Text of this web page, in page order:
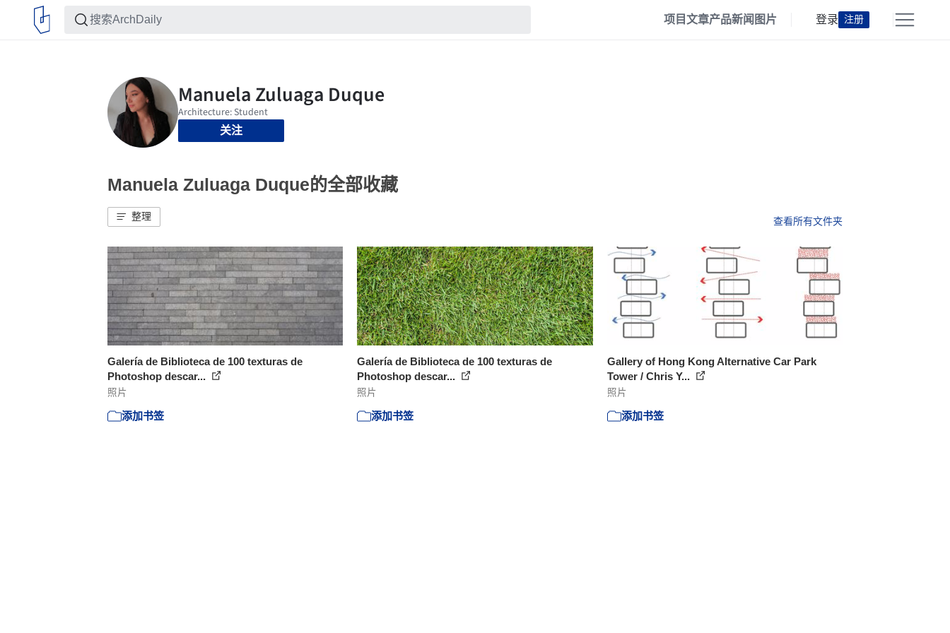
项目文章产品新闻 图片 登录 注册
关注
Manuela Zuluaga Duque的全部收藏
整理 查看所有文件夹
Galería de Biblioteca de 100 texturas de
Photoshop descar...
照片
添加书签
Galería de Biblioteca de 100 texturas de
Photoshop descar...
照片
添加书签
Gallery of Hong Kong Alternative Car Park
Tower / Chris Y...
照片
添加书签